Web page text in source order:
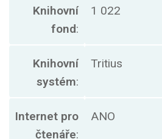
Knihovní
fond:
1 022
Knihovní
systém:
Tritius
Internet pro
čtenáře:
ANO